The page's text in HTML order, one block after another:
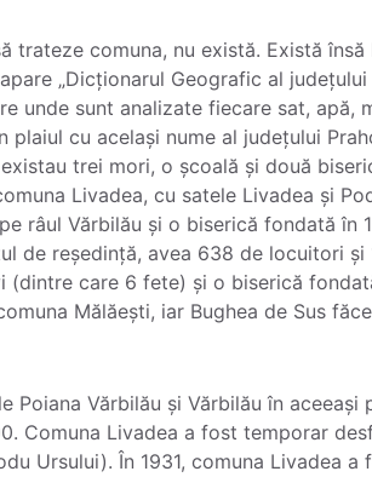
comuna, nu există. Există
„Dicționarul Geografic al
unde sunt analizate fiecare sat, apă,
plaiul cu același nume al județului
trei mori, o școală și două
Livadea, cu satele Livadea și
râul Vărbilău și o biserică fondată în
de reședință, avea 638 de locuitori și
(dintre care 6 fete) și o biserică
Mălăești, iar Bughea de Sus
Poiana Vărbilău și Vărbilău în aceeași
Comuna Livadea a fost temporar
Ursului). În 1931, comuna Livadea